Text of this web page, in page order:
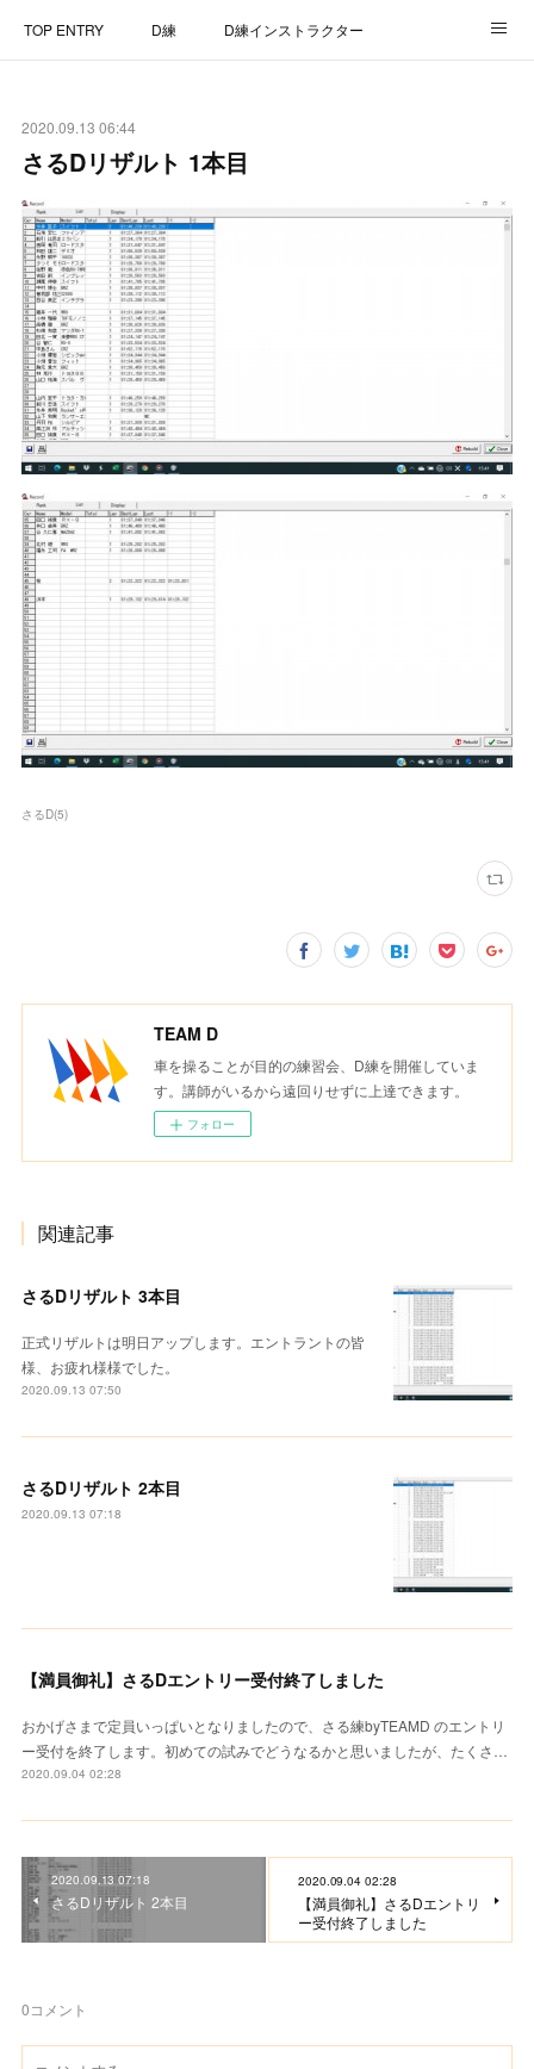
TOP ENTRY D練 D練インストラクター
2020.09.13 06:44
さるDリザルト 1本目
さるD(5)
TEAM D
車を操ることが目的の練習会、D練を開催していま
す。講師がいるから遠回りせずに上達できます。
フォロー
関連記事
さるDリザルト 3本目
正式リザルトは明日アップします。エントラントの皆
様、お疲れ様様でした。
2020.09.13 07:50
さるDリザルト 2本目
2020.09.13 07:18
【満員御礼】さるDエントリー受付終了しました
おかげさまで定員いっぱいとなりましたので、さる練byTEAMD のエントリ
ー受付を終了します。初めての試みでどうなるかと思いましたが、たくさ…
2020.09.04 02:28
2020.09.13 07:18
さるDリザルト 2本目
2020.09.04 02:28
【満員御礼】さるDエントリ
ー受付終了しました
0コメント